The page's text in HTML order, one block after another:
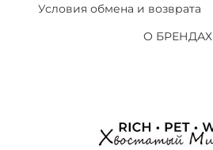
Условия обмена и возврата
О БРЕНДАХ